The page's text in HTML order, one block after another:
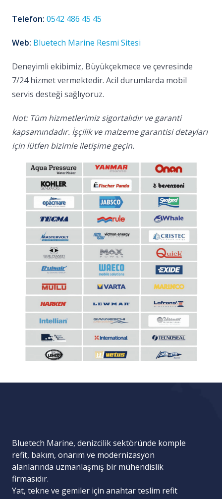
Telefon: 0542 486 45 45
Web: Bluetech Marine Resmi Sitesi
Deneyimli ekibimiz, Büyükçekmece ve çevresinde
7/24 hizmet vermektedir. Acil durumlarda mobil
servis desteği sağlıyoruz.
Not: Tüm hizmetlerimiz sigortalıdır ve garanti
kapsamındadır. İşçilik ve malzeme garantisi detayları
için lütfen bizimle iletişime geçin.
Bluetech Marine, denizcilik sektöründe komple
refit, bakım, onarım ve modernizasyon
alanlarında uzmanlaşmış bir mühendislik
firmasıdır.
Yat, tekne ve gemiler için anahtar teslim refit